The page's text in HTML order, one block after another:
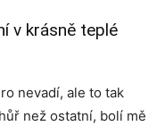
v krásně teplé
nevadí, ale to tak
než ostatní, bolí mě